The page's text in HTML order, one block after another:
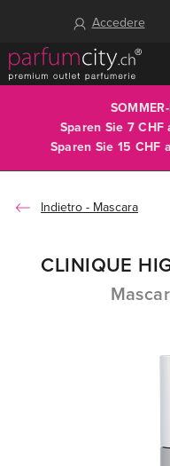
Accedere
Sparen Sie 7
Sparen Sie 15 CHF
Mascara
CLINIQUE